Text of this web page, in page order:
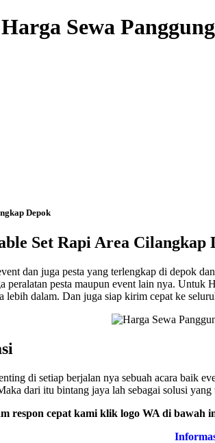
Harga Sewa
Depok
Set Rapi Area Cilangkap
dan juga pesta yang terlengkap di depok
peralatan pesta maupun event lain nya.
dalam. Dan juga siap kirim cepat ke
di setiap berjalan nya sebuah acara baik
dari itu bintang jaya lah sebagai solusi
respon cepat kami klik logo WA di bawah